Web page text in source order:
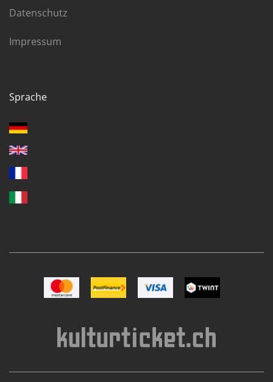
Datenschutz
Impressum
Sprache
Bild MastercardBild Postfinance
Bild VISA Bild TWINT